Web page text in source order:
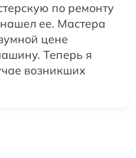
по ремонту
ее. Мастера
цене
Теперь я
возникших